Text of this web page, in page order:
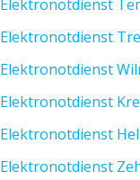
Elektronotdienst
Elektronotdienst
Elektronotdienst
Elektronotdienst
Elektronotdienst
Elektronotdienst